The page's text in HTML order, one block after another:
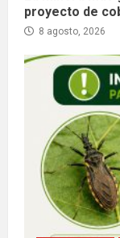
proyecto de
8 agosto, 2026